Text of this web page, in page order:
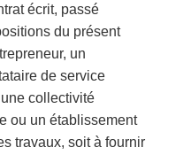
écrit, passé
du présent
un
de service
une collectivité
ou un établissement
travaux, soit à fournir